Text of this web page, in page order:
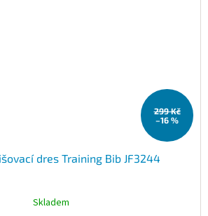
299 Kč
–16 %
dres Training Bib JF3244
Skladem